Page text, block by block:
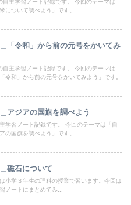
自主学習ノート記録です。 今回のテーマは
について調べよう」です。
「令和」から前の元号をかいてみ
自主学習ノート記録です。 今回のテーマは
令和」から前の元号をかいてみよう」です。
アジアの国旗を調べよう
学習ノート記録です。 今回のテーマは「自
の国旗を調べよう」です。
磁石について
小学３年生の理科の授業で習います。今回は
ノートにまとめてみ...